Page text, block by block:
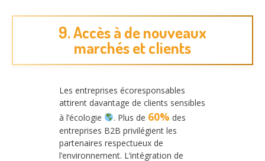
9. Accès à de nouveaux
marchés et clients
Les entreprises écoresponsables
attirent davantage de clients sensibles
à l’écologie
. Plus de 60% des
entreprises B2B privilégient les
partenaires respectueux de
l’environnement. L’intégration de